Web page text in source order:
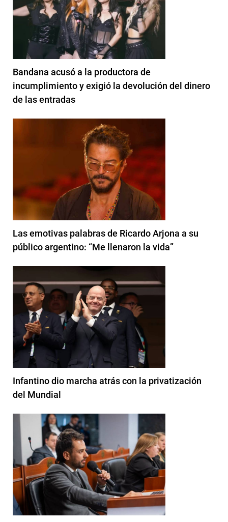
Bandana acusó a la productora de
incumplimiento y exigió la devolución del dinero
de las entradas
Las emotivas palabras de Ricardo Arjona a su
público argentino: “Me llenaron la vida”
Infantino dio marcha atrás con la privatización
del Mundial